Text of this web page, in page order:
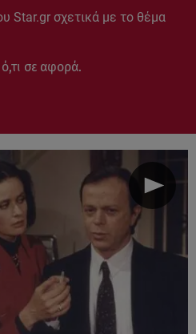
Star.gr σχετικά με το θέμα
σε αφορά.